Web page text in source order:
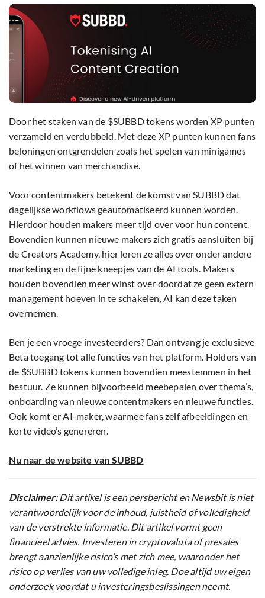
Door het staken van de $SUBBD tokens worden XP punten
verzameld en verdubbeld. Met deze XP punten kunnen fans
beloningen ontgrendelen zoals het spelen van minigames
of het winnen van merchandise.
Voor contentmakers betekent de komst van SUBBD dat
dagelijkse workflows geautomatiseerd kunnen worden.
Hierdoor houden makers meer tijd over voor hun content.
Bovendien kunnen nieuwe makers zich gratis aansluiten bij
de Creators Academy, hier leren ze alles over onder andere
marketing en de fijne kneepjes van de AI tools. Makers
houden bovendien meer winst over doordat ze geen extern
management hoeven in te schakelen, AI kan deze taken
overnemen.
Ben je een vroege investeerders? Dan ontvang je exclusieve
Beta toegang tot alle functies van het platform. Holders van
de $SUBBD tokens kunnen bovendien meestemmen in het
bestuur. Ze kunnen bijvoorbeeld meebepalen over thema’s,
onboarding van nieuwe contentmakers en nieuwe functies.
Ook komt er AI-maker, waarmee fans zelf afbeeldingen en
korte video’s genereren.
Nu naar de website van SUBBD
Disclaimer:Dit artikel is een persbericht en Newsbit is niet
verantwoordelijk voor de inhoud, juistheid of volledigheid
van de verstrekte informatie. Dit artikel vormt geen
financieel advies. Investeren in cryptovaluta of presales
brengt aanzienlijke risico’s met zich mee, waaronder het
risico op verlies van uw volledige inleg. Doe altijd uw eigen
onderzoek voordat u investeringsbeslissingen neemt.